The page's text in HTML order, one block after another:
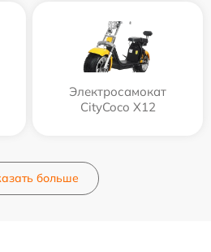
Электросамокат
CityCoco X12
больше